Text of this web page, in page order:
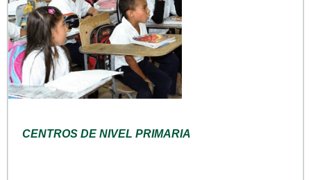
CENTROS DE NIVEL PRIMARIA